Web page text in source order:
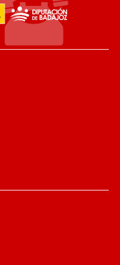
Su éxito artístico